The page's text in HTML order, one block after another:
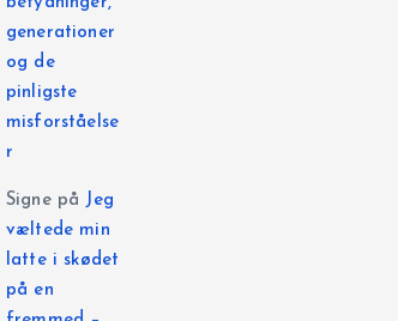
generationer
og de
pinligste
misforståelse
r
Signepå Jeg
væltede min
latte i skødet
på en